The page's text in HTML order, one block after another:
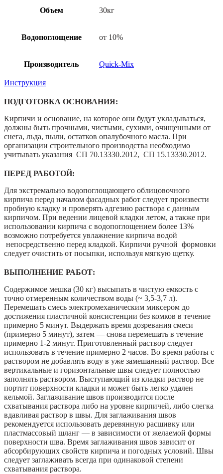
Объем 30кг
Водопоглощение от 10%
Производитель Quick-Mix
Инструкция
ПОДГОТОВКА ОСНОВАНИЯ:
Кирпичи и основание, на которое они будут укладываться,
должны быть прочными, чистыми, сухими, очищенными от
снега, льда, пыли, остатков опалубочного масла. При
организации строительного производства необходимо
учитывать указания СП 70.13330.2012, СП 15.13330.2012.
ПЕРЕД РАБОТОЙ:
Для экстремально водопоглощающего облицовочного
кирпича перед началом фасадных работ следует произвести
пробную кладку и проверять адгезию раствора с данным
кирпичом. При ведении лицевой кладки летом, а также при
использовании кирпича с водопоглощением более 13%
возможно потребуется увлажнение кирпича водой
непосредственно перед кладкой. Кирпичи ручной формовки
следует очистить от посыпки, используя мягкую щетку.
ВЫПОЛНЕНИЕ РАБОТ:
Содержимое мешка (30 кг) высыпать в чистую емкость с
точно отмеренным количеством воды (~ 3,5-3,7 л).
Перемешать смесь электромеханическим миксером до
достижения пластичной консистенции без комков в течение
примерно 5 минут. Выдержать время дозревания смеси
(примерно 5 минут), затем — снова перемешать в течение
примерно 1-2 минут. Приготовленный раствор следует
использовать в течение примерно 2 часов. Во время работы с
раствором не добавлять воду в уже замешанный раствор. Все
вертикальные и горизонтальные швы следует полностью
заполнять раствором. Выступающий из кладки раствор не
портит поверхности кладки и может быть легко удален
кельмой. Заглаживание швов производится после
схватывания раствора либо на уровне кирпичей, либо слегка
вдавливая раствор в швы. Для заглаживания швов
рекомендуется использовать деревянную расшивку или
пластмассовый шланг — в зависимости от желаемой формы
поверхности шва. Время заглаживания швов зависит от
абсорбирующих свойств кирпича и погодных условий. Швы
следует заглаживать всегда при одинаковой степени
схватывания раствора.